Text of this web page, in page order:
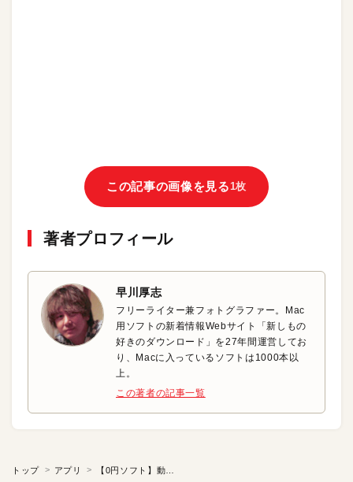
この記事の画像を見る1枚
著者プロフィール
早川厚志
フリーライター兼フォトグラファー。Mac
用ソフトの新着情報Webサイト「新しもの
好きのダウンロード」を27年間運営してお
り、Macに入っているソフトは1000本以
上。
この著者の記事一覧
トップ アプリ 【0円ソフト】動画再生から検査、修正までをサポート